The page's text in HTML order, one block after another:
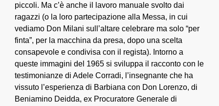
piccoli. Ma c’è anche il lavoro manuale svolto dai
ragazzi (o la loro partecipazione alla Messa, in cui
vediamo Don Milani sull’altare celebrare ma solo “per
finta”, per la macchina da presa, dopo una scelta
consapevole e condivisa con il regista). Intorno a
queste immagini del 1965 si sviluppa il racconto con le
testimonianze di Adele Corradi, l’insegnante che ha
vissuto l’esperienza di Barbiana con Don Lorenzo, di
Beniamino Deidda, ex Procuratore Generale di